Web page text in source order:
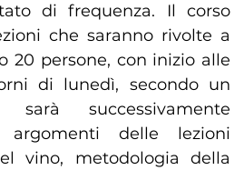
di frequenza. Il corso
che saranno rivolte a
20 persone, con inizio alle
di lunedì, secondo un
successivamente
argomenti delle lezioni
vino, metodologia della